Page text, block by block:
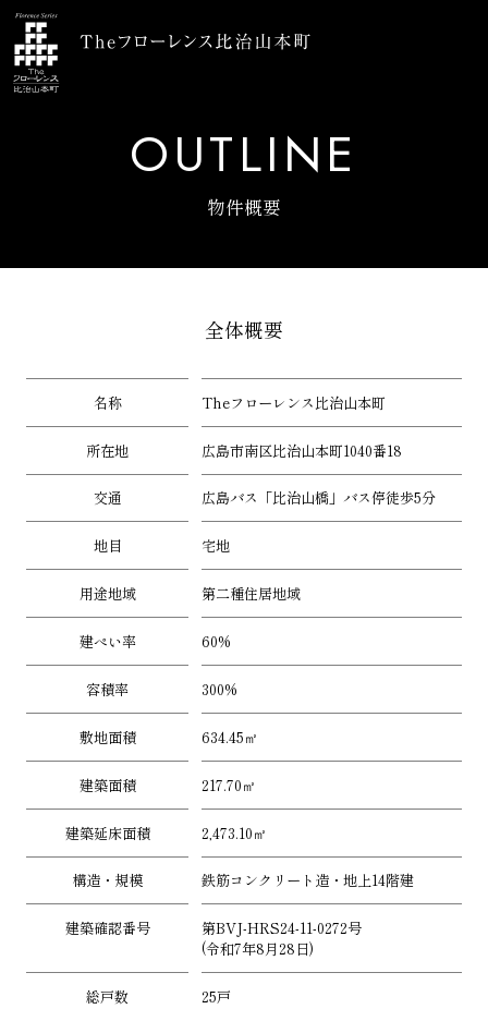
OUTLINE
物件概要
全体概要
名称 Theフローレンス比治山本町
所在地 広島市南区比治山本町1040番18
交通 広島バス「比治山橋」バス停徒歩5分
地目 宅地
用途地域 第二種住居地域
建ぺい率 60%
容積率 300%
敷地面積 634.45㎡
建築面積 217.70㎡
建築延床面積 2,473.10㎡
構造・規模 鉄筋コンクリート造・地上14階建
建築確認番号
第BVJ-HRS24-11-0272号
(令和7年8月28日)
総戸数 25戸